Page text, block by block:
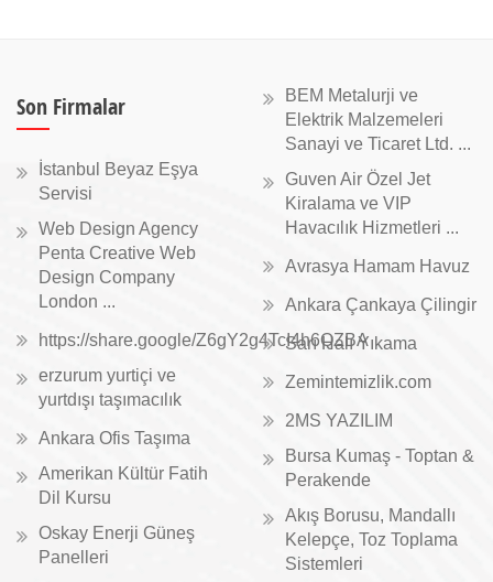
Son Firmalar
İstanbul Beyaz Eşya
Servisi
Web Design Agency
Penta Creative Web
Design Company
London ...
https://share.google/Z6gY2g4TcI4h6QZBA
erzurum yurtiçi ve
yurtdışı taşımacılık
Ankara Ofis Taşıma
Amerikan Kültür Fatih
Dil Kursu
Oskay Enerji Güneş
Panelleri
BEM Metalurji ve
Elektrik Malzemeleri
Sanayi ve Ticaret Ltd. ...
Guven Air Özel Jet
Kiralama ve VIP
Havacılık Hizmetleri ...
Avrasya Hamam Havuz
Ankara Çankaya Çilingir
Sarı Halı Yıkama
Zemintemizlik.com
2MS YAZILIM
Bursa Kumaş - Toptan &
Perakende
Akış Borusu, Mandallı
Kelepçe, Toz Toplama
Sistemleri